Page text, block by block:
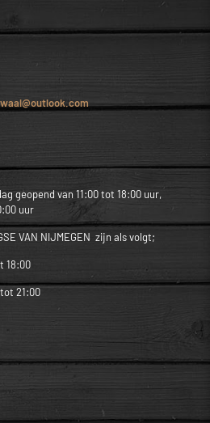
geopend van 11:00 tot 18:00 uur,
uur
VAN NIJMEGEN zijn als volgt;
18:00
21:00